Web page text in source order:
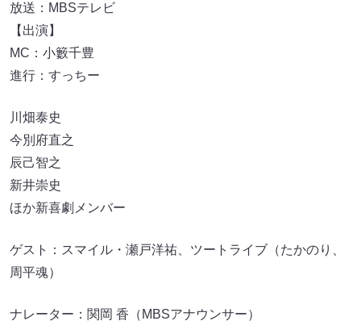
放送：MBSテレビ
【出演】
MC：小籔千豊
進行：すっちー
川畑泰史
今別府直之
辰己智之
新井崇史
ほか新喜劇メンバー
ゲスト：スマイル・瀬戸洋祐、ツートライブ（たかのり、
周平魂）
ナレーター：関岡 香（MBSアナウンサー）